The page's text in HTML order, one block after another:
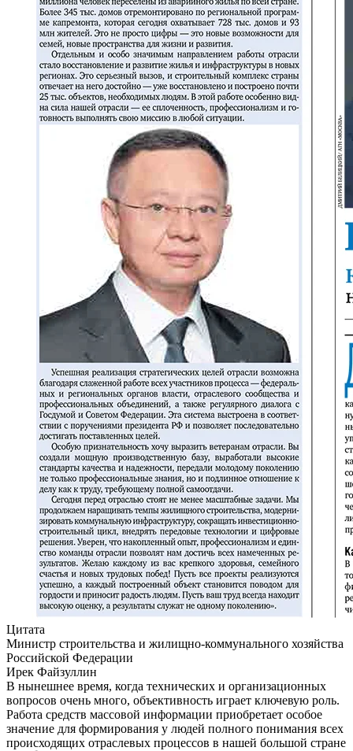
Цитата
Министр строительства и жилищно-коммунального хозяйства
Российской Федерации
Ирек Файзуллин
В нынешнее время, когда технических и организационных
вопросов очень много, объективность играет ключевую роль.
Работа средств массовой информации приобретает особое
значение для формирования у людей полного понимания всех
происходящих отраслевых процессов в нашей большой стране